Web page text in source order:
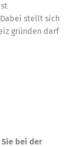
stellt sich
gründen darf
bei der